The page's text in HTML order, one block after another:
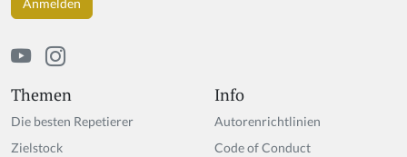
Themen
Die besten Repetierer
Zielstock
Info
Autorenrichtlinien
Code of Conduct
a
n,
ig
n
o
r